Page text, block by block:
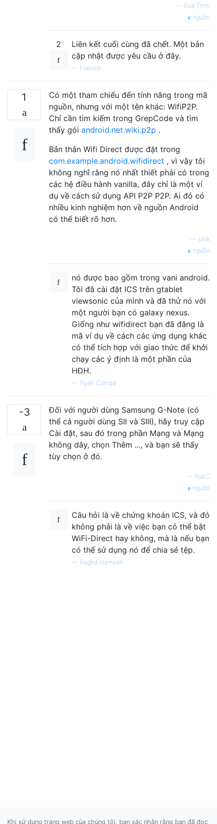
— Eva Trịnh
nguồn
2
Liên kết cuối cùng đã chết. Một bản
cập nhật được yêu cầu ở đây.
— Firelord
1
Có một tham chiếu đến tính năng trong mã
nguồn, nhưng với một tên khác: WifiP2P.
Chỉ cần tìm kiếm trong GrepCode và tìm
thấy gói android.net.wiki.p2p .
Bản thân Wifi Direct được đặt trong
com.example.android.wifidirect , vì vậy tôi
không nghĩ rằng nó nhất thiết phải có trong
các hệ điều hành vanilla, đây chỉ là một ví
dụ về cách sử dụng API P2P P2P. Ai đó có
nhiều kinh nghiệm hơn về nguồn Android
có thể biết rõ hơn.
onik
nguồn
nó được bao gồm trong vani android.
Tôi đã cài đặt ICS trên gtablet
viewsonic của mình và đã thử nó với
một người bạn có galaxy nexus.
Giống như wifidirect bạn đã đăng là
mã ví dụ về cách các ứng dụng khác
có thể tích hợp với giao thức để khởi
chạy các ý định là một phần của
HĐH.
— Ryan Conrad
-3
Đối với người dùng Samsung G-Note (có
thể cả người dùng SII và SIII), hãy truy cập
Cài đặt, sau đó trong phần Mạng và Mạng
không dây, chọn Thêm ..., và bạn sẽ thấy
tùy chọn ở đó.
— RobC
nguồn
Câu hỏi là về chứng khoán ICS, và đó
không phải là về việc bạn có thể bật
WiFi-Direct hay không, mà là nếu bạn
có thể sử dụng nó để chia sẻ tệp.
— Raghd Hamzeh
Khi sử dụng trang web của chúng tôi, bạn xác nhận rằng bạn đã đọc